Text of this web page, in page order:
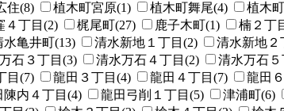
住(8) 植木町宮原(1) 植木町舞尾(4) 植木
４丁目(2) 梶尾町(27) 鹿子木町(1) 楠２丁
水亀井町(13) 清水新地１丁目(2) 清水新地２
石３丁目(3) 清水万石４丁目(2) 清水万石５
目(7) 龍田３丁目(4) 龍田４丁目(7) 龍田
陳内４丁目(4) 龍田弓削１丁目(5) 津浦町(6)